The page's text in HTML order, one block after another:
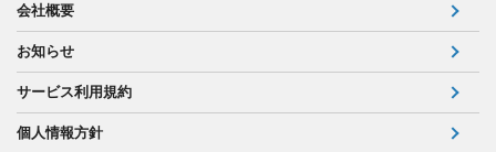
会社概要
お知らせ
サービス利用規約
個人情報方針